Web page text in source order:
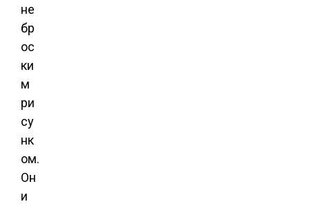
не
бр
ос
ки
м
ри
су
нк
ом.
Он
и